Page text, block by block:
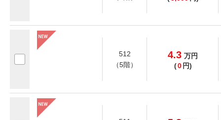
512
（5階）
4.3 万円
(0 円)